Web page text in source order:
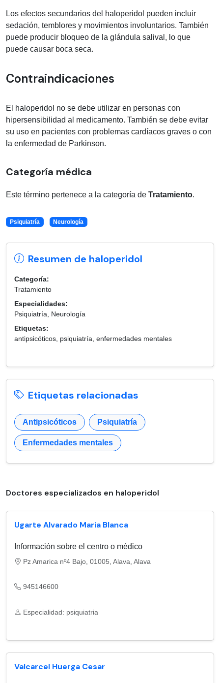
Los efectos secundarios del haloperidol pueden incluir
sedación, temblores y movimientos involuntarios. También
puede producir bloqueo de la glándula salival, lo que
puede causar boca seca.
Contraindicaciones
El haloperidol no se debe utilizar en personas con
hipersensibilidad al medicamento. También se debe evitar
su uso en pacientes con problemas cardíacos graves o con
la enfermedad de Parkinson.
Categoría médica
Este término pertenece a la categoría de Tratamiento.
Psiquiatría Neurología
Resumen de haloperidol
Categoría:
Tratamiento
Especialidades:
Psiquiatría, Neurología
Etiquetas:
antipsicóticos, psiquiatría, enfermedades mentales
Etiquetas relacionadas
Antipsicóticos Psiquiatría
Enfermedades mentales
Doctores especializados en haloperidol
Ugarte Alvarado Maria Blanca
Información sobre el centro o médico
Pz Amarica nº4 Bajo, 01005, Alava, Alava
945146600
Especialidad: psiquiatria
Valcarcel Huerga Cesar